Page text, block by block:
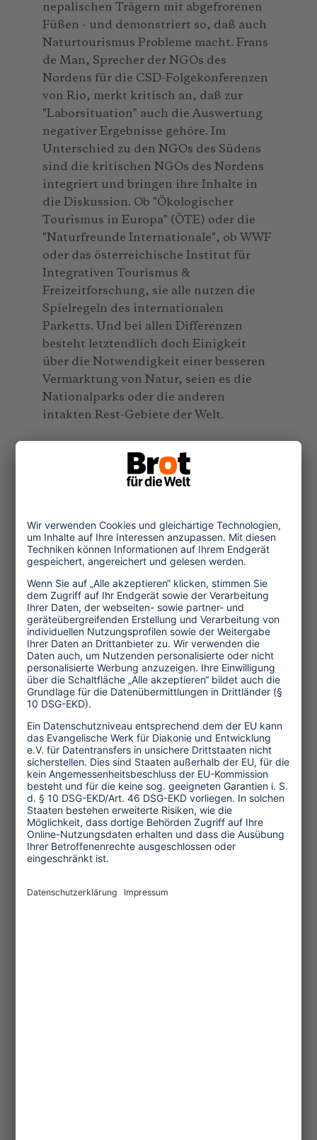
nepalischen Trägern mit abgefrorenen
Füßen - und demonstriert so, daß auch
Naturtourismus Probleme macht. Frans
de Man, Sprecher der NGOs des
Nordens für die CSD-Folgekonferenzen
von Rio, merkt kritisch an, daß zur
"Laborsituation" auch die Auswertung
negativer Ergebnisse gehöre. Im
Unterschied zu den NGOs des Südens
sind die kritischen NGOs des Nordens
integriert und bringen ihre Inhalte in
die Diskussion. Ob "Ökologischer
Tourismus in Europa" (ÖTE) oder die
"Naturfreunde Internationale", ob WWF
oder das österreichische Institut für
Integrativen Tourismus &
Freizeitforschung, sie alle nutzen die
Spielregeln des internationalen
Parketts. Und bei allen Differenzen
besteht letztendlich doch Einigkeit
über die Notwendigkeit einer besseren
Vermarktung von Natur, seien es die
Nationalparks oder die anderen
intakten Rest-Gebiete der Welt.
Beim Gastgeber Österreich kommen die
"best practices" gut an. Zwar wirken die
Alpenländer mit ihren Ski-Arenen, der
Alpdörfern, dem röhrenden und
stinkenden Verkehr in den Tälern wie
das zweifelhafte Produkt einer
doch in ihrer Gesamtheit die Summe
von Individualtourismus und den
geschäftstüchtigen Praktiken Einzelner.
Und die brauchen neue Ideen. Zwar gilt
Ökotourismus als Nische mit begrenzter
Nachfrage (die Rede ist von etwa einem
Prozent Marktanteil), aber längst sind
Wechsel der Moden spürbar. Und wo die
Gletscher abtauen und die
Schneesicherheit wackelt, sind neue
Vermarktungsstrategien in den stark
erschlossenen Alpengebieten gefragt.
Produktdifferenzierung ist das Gebot
der Zukunft. Man signalisiert
Informationsbedarf und den Wunsch